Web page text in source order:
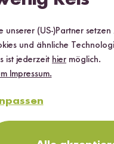
(US-)Partner
und ähnliche
ist jederzeit hier möglich.
Impressum.